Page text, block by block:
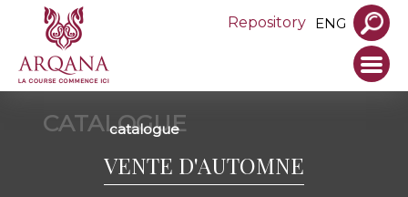
Repository ENG
CATALOGUE
catalogue
VENTE D'AUTOMNE